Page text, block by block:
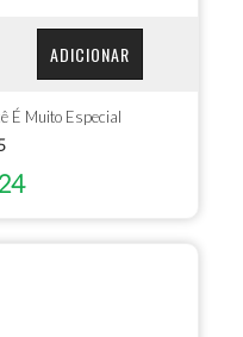
ADICIONAR
É Muito Especial